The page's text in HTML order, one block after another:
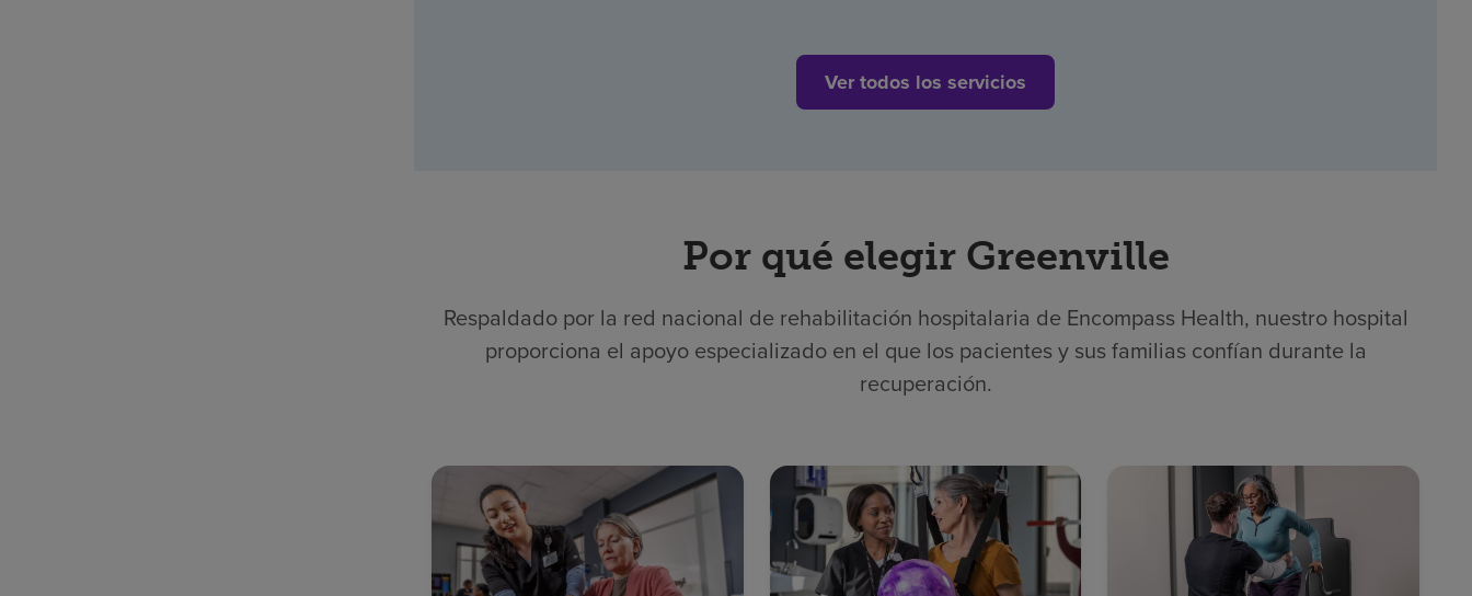
Ver todos los servicios
Por qué elegir Greenville
Respaldado por la red nacional de rehabilitación hospitalaria de Encompass Health, nuestro hospital
proporciona el apoyo especializado en el que los pacientes y sus familias confían durante la
recuperación.